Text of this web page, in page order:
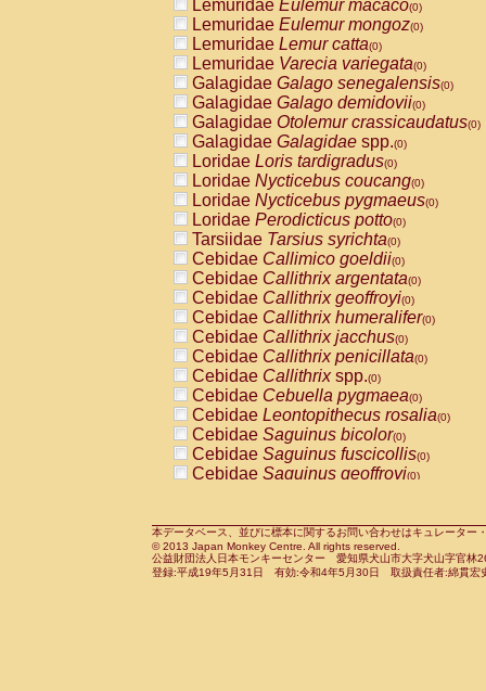
(0)
AtelidaeAlouatta fusca(0)
AtelidaeAlouatta seniculus
AtelidaeAlouattaspp.(0)
AtelidaeAteles belzebuth(0)
AtelidaeAteles geoffroyi(0)
AtelidaeAteles paniscus(0)
AtelidaeAtelesspp.(0)
Atelidae Lagothrix lagothricha
AtelidaeLagothrix lagothricha cana
PitheciidaeCacajao calvus
PitheciidaeCallicebus cupreus
PitheciidaeCallicebus donacophilus
PitheciidaeCallicebus moloch
PitheciidaeCallicebus torquatus
PitheciidaeCallicebusspp.(0)
PitheciidaeChiropotes satanas(0)
PitheciidaePithecia monachus
PitheciidaePithecia pithecia(0)
CercopithecidaeCercocebus agilis
CercopithecidaeCercocebus
CercopithecidaeCercocebus
CercopithecidaeCercocebus
CercopithecidaeCercocebus
CercopithecidaeCercocebushybrid
CercopithecidaePapio anubis(0)
CercopithecidaePapio cynocephalus
CercopithecidaePapio hamadryas(0)
Lemuridae Eulemur macaco(0)
Lemuridae Eulemur mongoz(0)
Lemuridae Lemur catta(0)
Lemuridae Varecia variegata(0)
Galagidae Galago senegalensis(0)
Galagidae Galago demidovii(0)
Galagidae Otolemur crassicaudatus(0)
Galagidae Galagidae spp.(0)
Loridae Loris tardigradus(0)
Loridae Nycticebus coucang(0)
Loridae Nycticebus pygmaeus(0)
Loridae Perodicticus potto(0)
Tarsiidae Tarsius syrichta(0)
Cebidae Callimico goeldii(0)
Cebidae Callithrix argentata(0)
Cebidae Callithrix geoffroyi(0)
Cebidae Callithrix humeralifer(0)
Cebidae Callithrix jacchus(0)
Cebidae Callithrix penicillata(0)
Cebidae Callithrixspp.(0)
Cebidae Cebuella pygmaea(0)
Cebidae Leontopithecus rosalia(0)
Cebidae Saguinus bicolor(0)
Cebidae Saguinus fuscicollis(0)
Cebidae Saguinus geoffroyi(0)
CebidaeSaguinus leucopus(0)
CebidaeSaguinus midas(0)
Cebidae Saguinus mystax(0)
本データベース、並びに標本に関するお問い合わせはキュレータ
© 2013 Japan Monkey Centre. All rights reserved.
公益財団法人日本モンキーセンター 愛知県犬山市大字犬山字官
登録:平成19年5月31日 有効:令和4年5月30日 取扱責任者:綿貫宏